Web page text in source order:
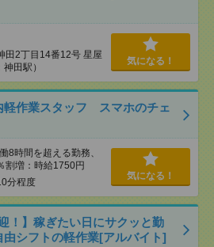
田2丁目14番12号 星屋
田駅）
気になる！
軽作業スタッフ スマホのチェ
時間を超える勤務、
割増：時給1750円
分程度
気になる！
！】稼ぎたい日にサクッと勤
シフトの軽作業[アルバイト]